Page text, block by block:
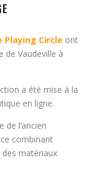
Playing Circle ont
de Vaudeville à
a été mise à la
en ligne.
l’ancien
combinant
matériaux